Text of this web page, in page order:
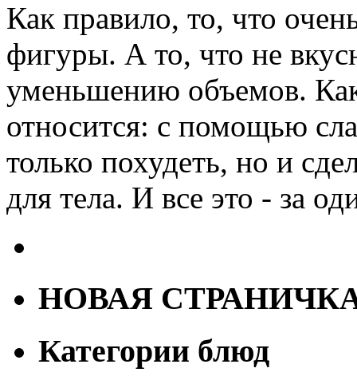
Как правило, то, что
фигуры. А то, что не
уменьшению объемов.
относится: с помощью
только похудеть, но и
для тела. И все это - за
НОВАЯ
Категории блюд